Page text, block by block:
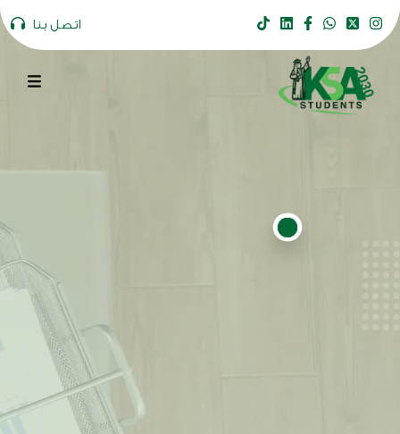
اتصل بنا